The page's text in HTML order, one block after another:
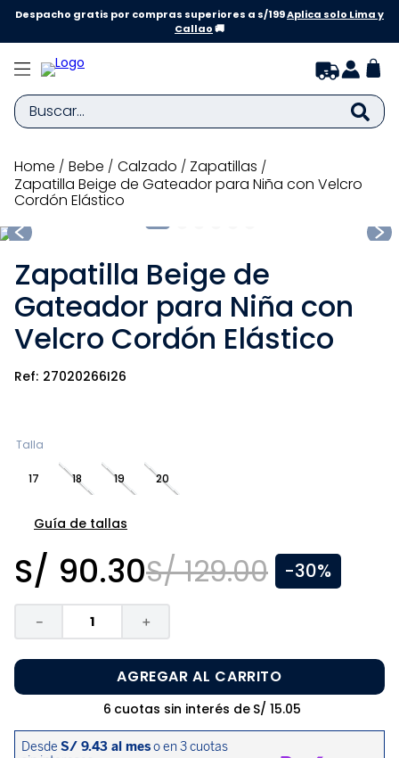
Despacho gratis por compras superiores a s/199Aplica solo Lima y
Callao🚚
Buscar...
bebe calzado
zapatillas
Zapatilla Beige de Gateador para Niña con Velcro
Cordón Elástico
Zapatilla Beige de
Gateador para Niña con
Velcro Cordón Elástico
27020266I26
Talla
17 18 19 20
Guía de tallas
S/ 90.30S/ 129.00 -30%
＋
－
AGREGAR AL CARRITO
6 cuotas sin interés de S/ 15.05
TÉRMINOS MÁS BUSCADOS
1.
zapatillas niña
2.
4.
sandalias
5.
sandalias niña
6.
bebe
7.
sandalias niño
9.
10. disney